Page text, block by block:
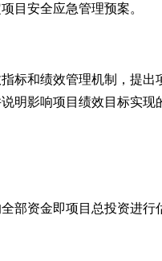
目安全应急管理预案。
标和绩效管理机制，提
明影响项目绩效目标实现
部资金即项目总投资进